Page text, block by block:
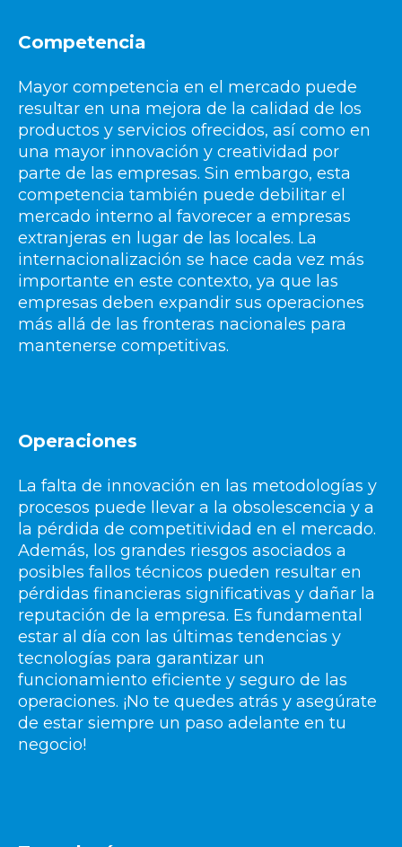
Competencia
Mayor competencia en el mercado puede
resultar en una mejora de la calidad de los
productos y servicios ofrecidos, así como en
una mayor innovación y creatividad por
parte de las empresas. Sin embargo, esta
competencia también puede debilitar el
mercado interno al favorecer a empresas
extranjeras en lugar de las locales. La
internacionalización se hace cada vez más
importante en este contexto, ya que las
empresas deben expandir sus operaciones
más allá de las fronteras nacionales para
mantenerse competitivas.
Operaciones
La falta de innovación en las metodologías y
procesos puede llevar a la obsolescencia y a
la pérdida de competitividad en el mercado.
Además, los grandes riesgos asociados a
posibles fallos técnicos pueden resultar en
pérdidas financieras significativas y dañar la
reputación de la empresa. Es fundamental
estar al día con las últimas tendencias y
tecnologías para garantizar un
funcionamiento eficiente y seguro de las
operaciones. ¡No te quedes atrás y asegúrate
de estar siempre un paso adelante en tu
negocio!